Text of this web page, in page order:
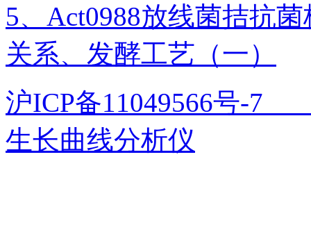
5、Act0988放线菌拮抗
关系、发酵工艺（一）
沪ICP备11049566号
生长曲线分析仪